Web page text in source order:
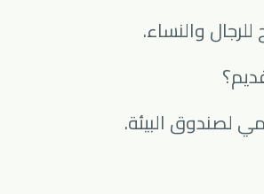
والنساء.
لصندوق البيئة.